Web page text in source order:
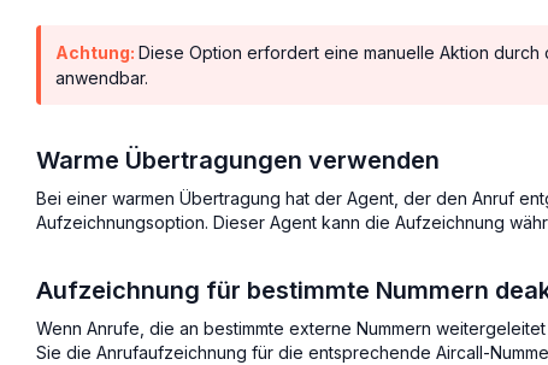
Achtung: Diese Option erfordert eine manuelle Aktion
anwendbar.
Warme Übertragungen verwenden
Bei einer warmen Übertragung hat der Agent, der den Anruf
Aufzeichnungsoption. Dieser Agent kann die Aufzeichnung
Aufzeichnung für bestimmte Nummern
Wenn Anrufe, die an bestimmte externe Nummern
Sie die Anrufaufzeichnung für die entsprechende Aircall-